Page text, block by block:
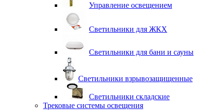
Управление освещением
Светильники для ЖКХ
Светильники для бани и сауны
Светильники взрывозащищенные
Светильники складские
Трековые системы освещения